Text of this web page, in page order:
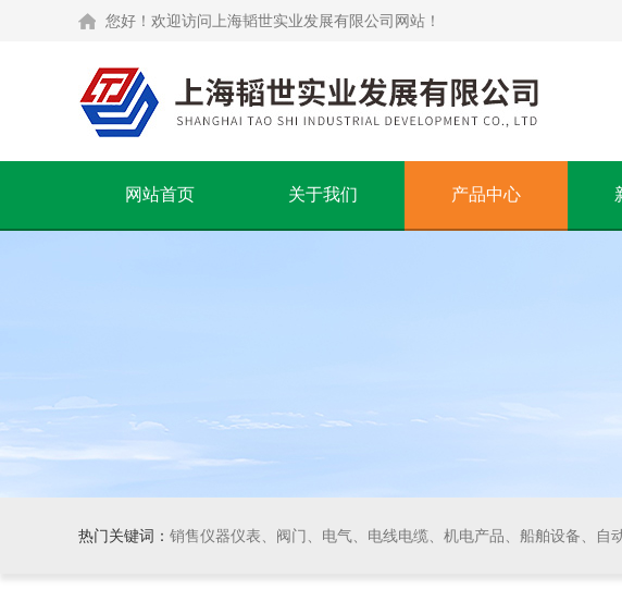
您好！欢迎访问上海韬世实业发展有限公司网站！
网站首页 关于我们 产品中心
热门关键词： 销售仪器仪表、阀门、电气、电线电缆、机电产品、船舶设备、自动化控制系统集成、成套设备及领域内技术开发、技术转让、技术咨